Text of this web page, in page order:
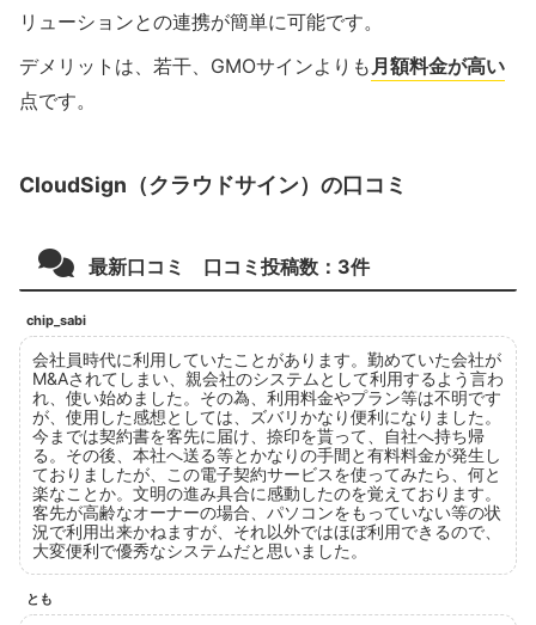
リューションとの連携が簡単に可能です。
デメリットは、若干、GMOサインよりも 月額料金が高い
点です。
CloudSign（クラウドサイン）の口コミ
最新口コミ 口コミ投稿数： 3件
chip_sabi
会社員時代に利用していたことがあります。勤めていた会社が
M&Aされてしまい、親会社のシステムとして利用するよう言わ
れ、使い始めました。その為、利用料金やプラン等は不明です
が、使用した感想としては、ズバリかなり便利になりました。
今までは契約書を客先に届け、捺印を貰って、自社へ持ち帰
る。その後、本社へ送る等とかなりの手間と有料料金が発生し
ておりましたが、この電子契約サービスを使ってみたら、何と
楽なことか。文明の進み具合に感動したのを覚えております。
客先が高齢なオーナーの場合、パソコンをもっていない等の状
況で利用出来かねますが、それ以外ではほぼ利用できるので、
大変便利で優秀なシステムだと思いました。
とも